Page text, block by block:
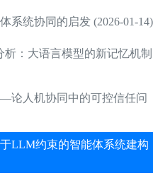
系统协同的启发 (2026-01-14)
析：大语言模型的新记忆机制
论人机协同中的可控信任问
LLM约束的智能体系统建构